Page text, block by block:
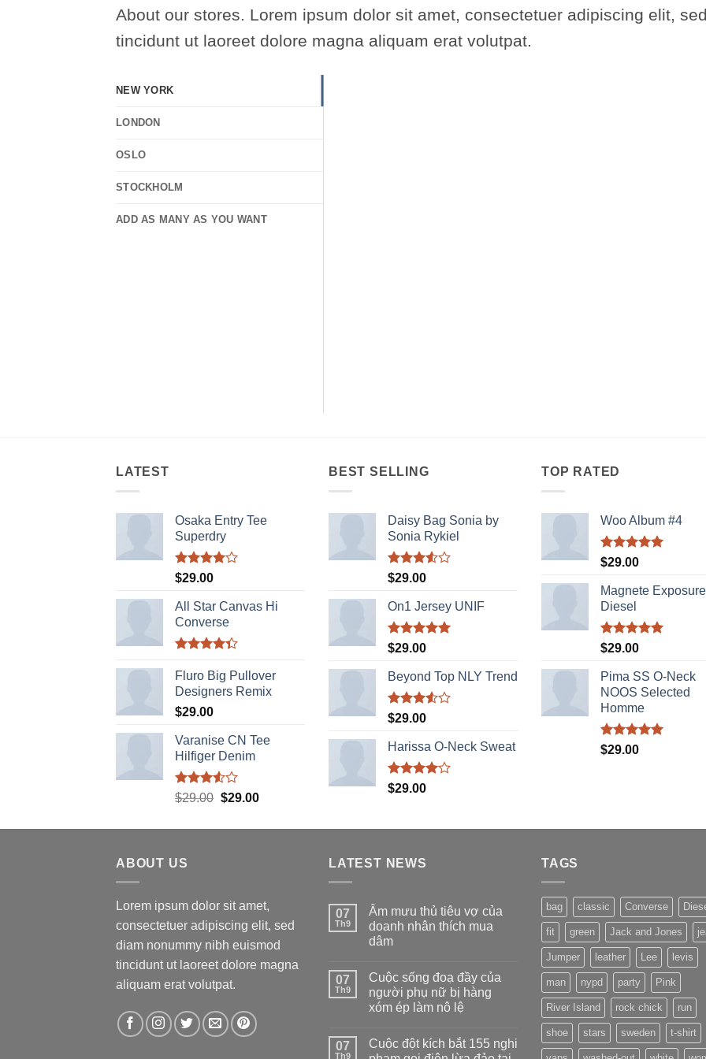
About our stores. Lorem ipsum dolor sit amet, consectetuer adipiscing elit,
tincidunt ut laoreet dolore magna aliquam erat volutpat.
NEW YORK
LONDON
OSLO
STOCKHOLM
ADD AS MANY AS YOU WANT
LATEST
Osaka Entry Tee
Superdry
Được
xếp hạng
4.005
sao
$29.00
All Star Canvas Hi
Converse
hạng 4.33
5 sao
Fluro Big Pullover
Designers Remix
$29.00
Varanise CN Tee
Hilfiger Denim
Được
3.505
$29.00 Giá
là:
$29.00Giá
tại
BEST SELLING
Daisy Bag Sonia by
Sonia Rykiel
Được
xếp
hạng
3.505
sao
$29.00
On1 Jersey UNIF
Được xếp
hạng
5 sao
$29.00
Beyond Top NLY Trend
Được
xếp
hạng
3.505
sao
$29.00
Harissa O-Neck Sweat
Được
xếp hạng
$29.00
TOP RATED
Woo Album #4
Được xếp
hạng
5 sao
$29.00
Magnete Exposure
Diesel
Được xếp
hạng
5 sao
$29.00
Pima SS O-Neck
NOOS Selected
Homme
Được xếp
hạng
$29.00
ABOUT US
Lorem ipsum dolor sit amet,
consectetuer adipiscing elit, sed
diam nonummy nibh euismod
tincidunt ut laoreet dolore magna
aliquam erat volutpat.
LATEST NEWS
07
Th9
Âm mưu thủ tiêu vợ của
doanh nhân thích mua
dâm
bình
luận
ở
Âm
tiêu
vợ
07
Th9
Cuộc sống đoạ đầy của
người phụ nữ bị hàng
xóm ép làm nô lệ
bình
luận
07
Th9
Cuộc đột kích bắt 155 nghi
TAGS
bag classic Converse
fit green Jack and Jones
Jumper leather Lee levis
man nypd party Pink
River Island rock chick run
shoe stars sweden t-shirt